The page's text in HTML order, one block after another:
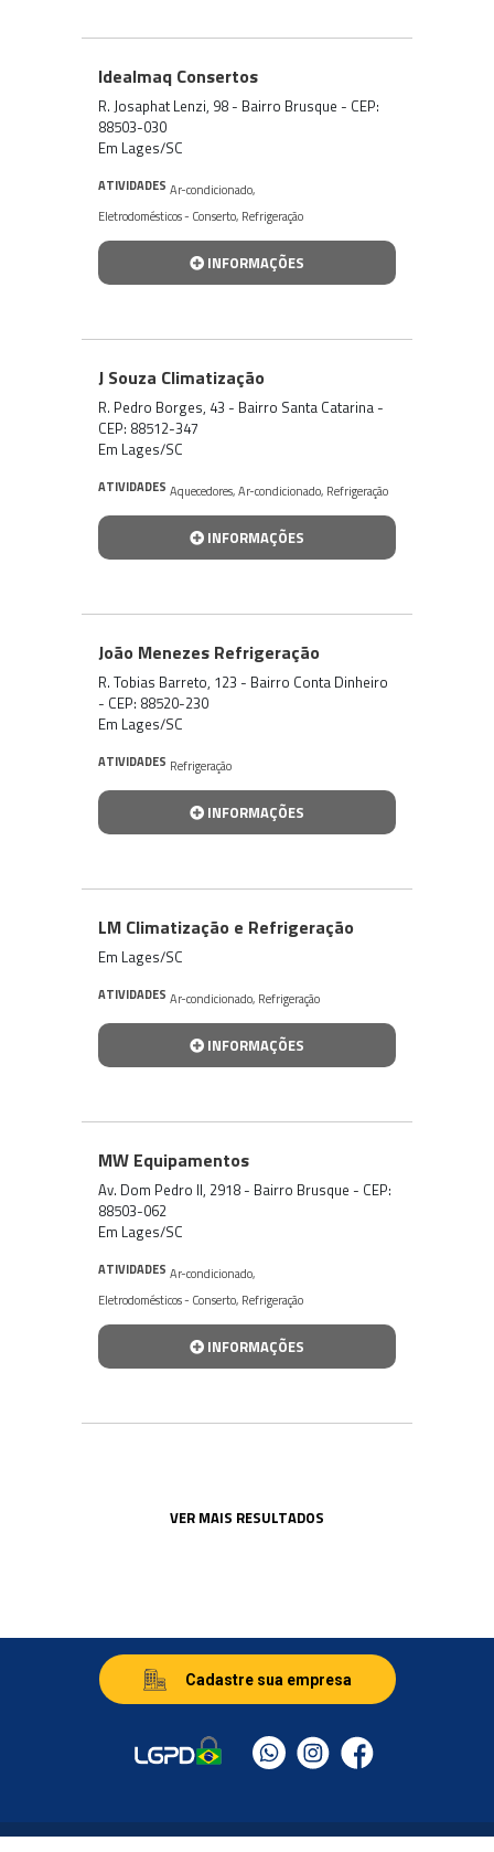
Idealmaq Consertos
R. Josaphat Lenzi, 98 - Bairro Brusque - CEP:
88503-030
Em Lages/SC
ATIVIDADES Ar-condicionado,
Eletrodomésticos - Conserto, Refrigeração
INFORMAÇÕES
J Souza Climatização
R. Pedro Borges, 43 - Bairro Santa Catarina -
CEP: 88512-347
Em Lages/SC
ATIVIDADES Aquecedores,Ar-condicionado, Refrigeração
INFORMAÇÕES
João Menezes Refrigeração
R. Tobias Barreto, 123 - Bairro Conta Dinheiro
- CEP: 88520-230
Em Lages/SC
ATIVIDADES Refrigeração
INFORMAÇÕES
LM Climatização e Refrigeração
Em Lages/SC
ATIVIDADES Ar-condicionado, Refrigeração
INFORMAÇÕES
MW Equipamentos
Av. Dom Pedro II, 2918 - Bairro Brusque - CEP:
88503-062
Em Lages/SC
ATIVIDADES Ar-condicionado,
Eletrodomésticos - Conserto, Refrigeração
INFORMAÇÕES
VER MAIS RESULTADOS
Cadastre sua empresa
© LS Agencia © 2026 - Todos os Direitos Reservados.